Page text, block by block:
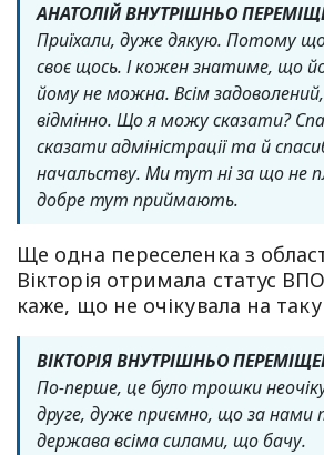
АНАТОЛІЙ ВНУТРІШНЬО
Приїхали, дуже дякую. Потому
своє щось. І кожен знатиме, що
йому не можна. Всім
відмінно. Що я можу сказати?
сказати адміністрації та й
начальству. Ми тут ні за що не
добре тут приймають.
Ще одна переселенка з
Вікторія отримала статус
каже, що не очікувала на
ВІКТОРІЯ ВНУТРІШНЬО
По-перше, це було трошки
друге, дуже приємно, що за нами
держава всіма силами, що бачу.